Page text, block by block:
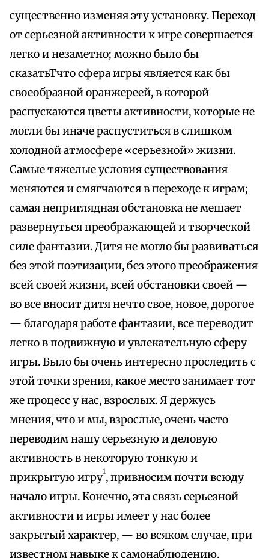
существенно изменяя эту установку. Переход
от серьезной активности к игре совершается
легко и незаметно; можно было бы
сказатьТчто сфера игры является как бы
своеобразной оранжереей, в которой
распускаются цветы активности, которые не
могли бы иначе распуститься в слишком
холодной атмосфере «серьезной» жизни.
Самые тяжелые условия существования
меняются и смягчаются в переходе к играм;
самая неприглядная обстановка не мешает
развернуться преображающей и творческой
силе фантазии. Дитя не могло бы развиваться
без этой поэтизации, без этого преображения
всей своей жизни, всей обстановки своей —
во все вносит дитя нечто свое, новое, дорогое
— благодаря работе фантазии, все переводит
легко в подвижную и увлекательную сферу
игры. Было бы очень интересно проследить с
этой точки зрения, какое место занимает тот
же процесс у нас, взрослых. Я держусь
мнения, что и мы, взрослые, очень часто
переводим нашу серьезную и деловую
активность в некоторую тонкую и
прикрытую игру1, привносим почти всюду
начало игры. Конечно, эта связь серьезной
активности и игры имеет у нас более
закрытый характер, — во всяком случае, при
известном навыке к самонаблюдению,